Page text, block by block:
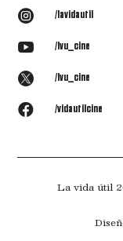
 /lavidautil
 /lvu_cine
 /lvu_cine
 /vidautilcine
La vida útil